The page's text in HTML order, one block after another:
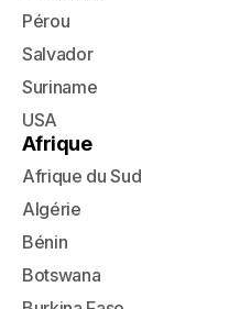
Pérou
Salvador
Suriname
USA
Afrique
Afrique du Sud
Algérie
Bénin
Botswana